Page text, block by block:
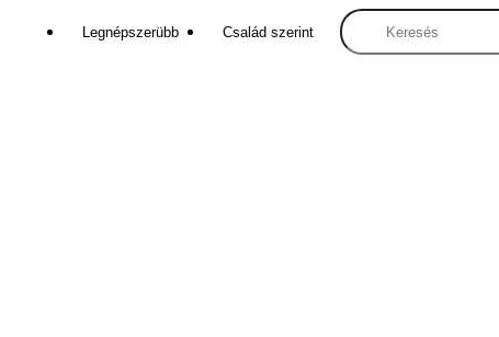
Legnépszerübb Család szerint